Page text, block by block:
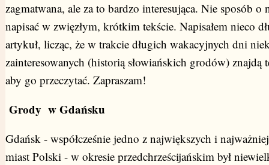
zagmatwana, ale za to bardzo interesująca. Nie sposób o
napisać w zwięzłym, krótkim tekście. Napisałem nieco
artykuł, licząc, że w trakcie długich wakacyjnych dni
zainteresowanych (historią słowiańskich grodów) znajdą
aby go przeczytać. Zapraszam!
Grody w Gdańsku
Gdańsk - współcześnie jedno z największych i
miast Polski - w okresie przedchrześcijańskim był